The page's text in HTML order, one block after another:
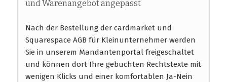
und Warenangebot angepasst
Nach der Bestellung der cardmarket und
Squarespace AGB für Kleinunternehmer werden
Sie in unserem Mandantenportal freigeschaltet
und können dort Ihre gebuchten Rechtstexte mit
wenigen Klicks und einer komfortablen Ja-Nein